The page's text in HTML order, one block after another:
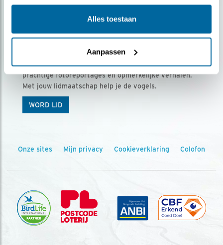
Alles toestaan
Aanpassen
Ontvang 5 x Vogels voor € 36,00 per jaar
Vogels is het tijdschrift voor onze leden, met
prachtige fotoreportages en opmerkelijke verhalen.
Met jouw lidmaatschap help je de vogels.
WORD LID
Onze sites Mijn privacy Cookieverklaring Colofon